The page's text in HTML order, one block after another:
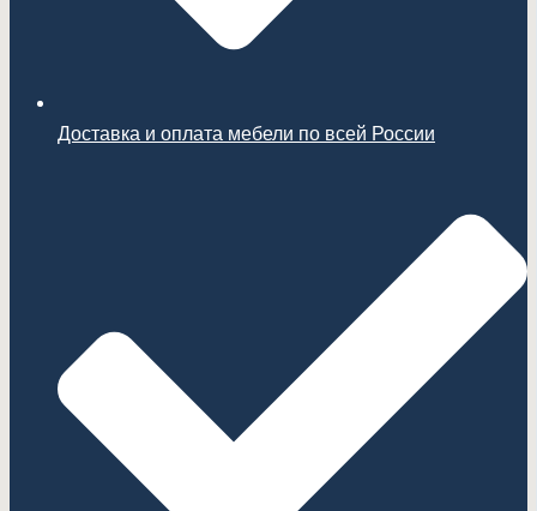
Доставка и оплата мебели по всей России